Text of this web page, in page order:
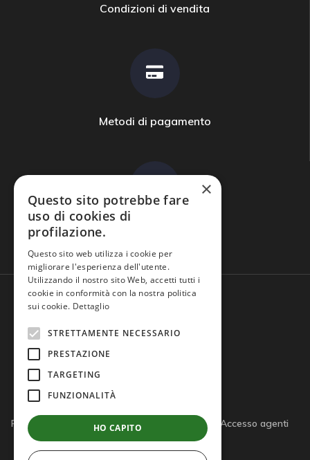
Condizioni di vendita
Metodi di pagamento
Domande frequenti
Privacy policy Cookie policy Note legali
Accesso agenti
×
Questo sito potrebbe fare
uso di cookies di
profilazione.
Questo sito web utilizza i cookie per
migliorare l'esperienza dell'utente.
Utilizzando il nostro sito Web, accetti tutti i
cookie in conformità con la nostra politica
sui cookie. Dettaglio
STRETTAMENTE NECESSARIO
PRESTAZIONE
TARGETING
FUNZIONALITÀ
HO CAPITO